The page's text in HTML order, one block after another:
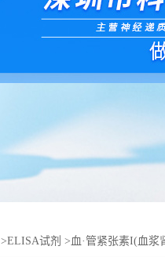
>ELISA试剂 > 血·管紧张素I(血